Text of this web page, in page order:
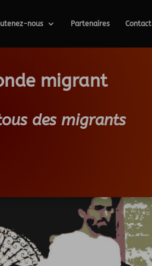
nous Partenaires Contact
migrant
des migrants